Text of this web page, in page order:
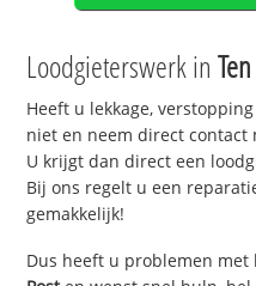
Loodgieterswerk in
Heeft u lekkage,
niet en neem direct contact
U krijgt dan direct een
Bij ons regelt u een
gemakkelijk!
Dus heeft u problemen